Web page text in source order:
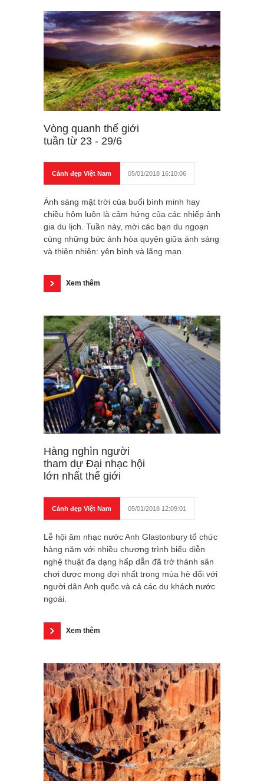
Vòng quanh thế giới
tuần từ 23 - 29/6
Cảnh đẹp Việt Nam 05/01/2018 16:10:06
Ánh sáng mặt trời của buổi bình minh hay
chiều hôm luôn là cảm hứng của các nhiếp ảnh
gia du lịch. Tuần này, mời các bạn du ngoạn
cùng những bức ảnh hòa quyện giữa ánh sáng
và thiên nhiên: yên bình và lãng mạn.
Xem thêm
Hàng nghìn người
tham dự Đại nhạc hội
lớn nhất thế giới
Cảnh đẹp Việt Nam 05/01/2018 12:09:01
Lễ hội âm nhạc nước Anh Glastonbury tổ chức
hàng năm với nhiều chương trình biểu diễn
nghệ thuật đa dạng hấp dẫn đã trở thành sân
chơi được mong đợi nhất trong mùa hè đối với
người dân Anh quốc và cả các du khách nước
ngoài.
Xem thêm